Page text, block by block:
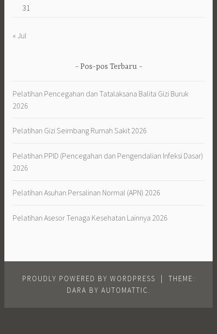
31
« Jul
Pos-pos Terbaru
Pelatihan Pencegahan dan Tatalaksana Balita Gizi Buruk
2026
Pelatihan Gizi Seimbang Rumah Sakit 2026
Pelatihan PPID (Pencegahan dan Pengendalian Infeksi Dasar)
2026
Pelatihan Asuhan Persalinan Normal (APN) 2026
Pelatihan Asesor Tenaga Kesehatan Lainnya 2026
PROUDLY POWERED BY WORDPRESS |
THEME:
DARA BY AUTOMATTIC .